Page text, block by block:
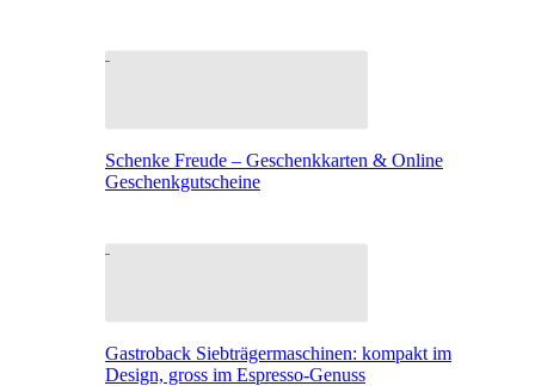
Schenke Freude – Geschenkkarten & Online
Geschenkgutscheine
Gastroback Siebträgermaschinen: kompakt im
Design, gross im Espresso-Genuss